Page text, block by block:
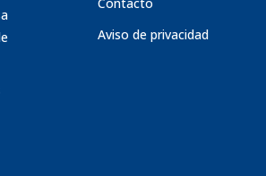
Aviso de privacidad